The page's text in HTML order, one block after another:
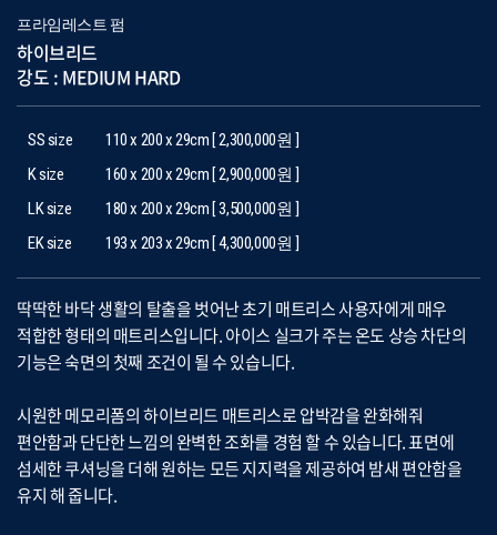
프라임레스트 펌
하이브리드
강도 : MEDIUM HARD
SS size
110 x 200 x 29cm [ 2,300,000원 ]
K size
160 x 200 x 29cm [ 2,900,000원 ]
LK size
180 x 200 x 29cm [ 3,500,000원 ]
EK size
193 x 203 x 29cm [ 4,300,000원 ]
딱딱한 바닥 생활의 탈출을 벗어난 초기 매트리스 사용자에게 매우
적합한 형태의 매트리스입니다. 아이스 실크가 주는 온도 상승 차단의
기능은 숙면의 첫째 조건이 될 수 있습니다.
시원한 메모리폼의 하이브리드 매트리스로 압박감을 완화해줘
편안함과 단단한 느낌의 완벽한 조화를 경험 할 수 있습니다. 표면에
섬세한 쿠셔닝을 더해 원하는 모든 지지력을 제공하여 밤새 편안함을
유지 해 줍니다.